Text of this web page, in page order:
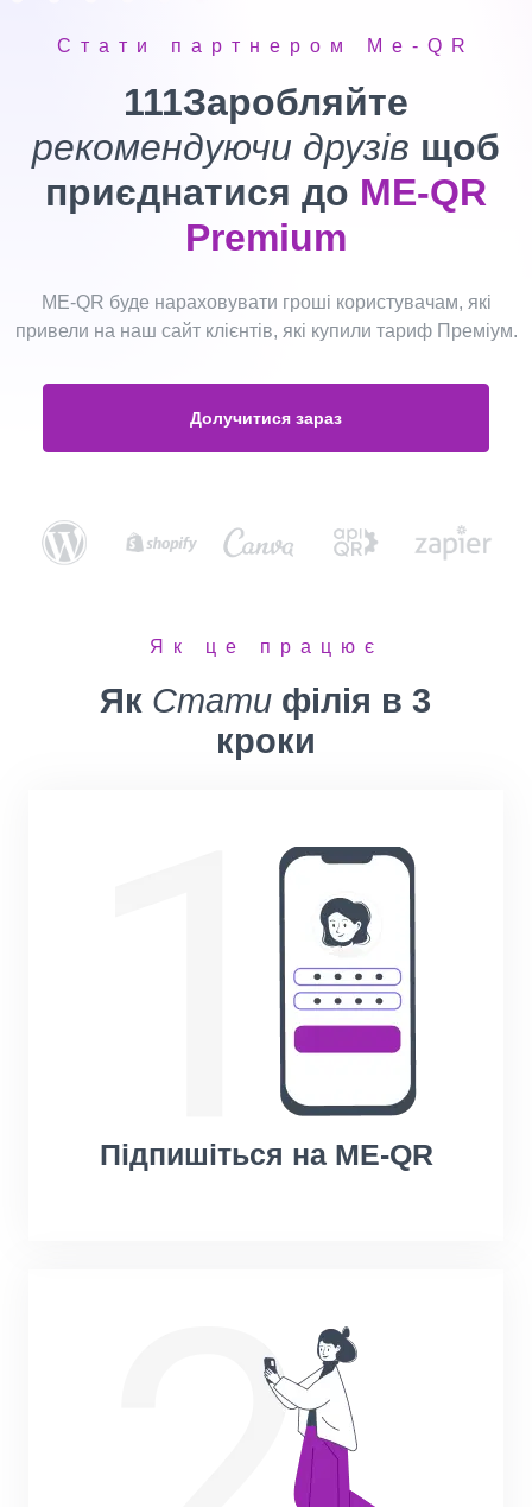
Стати партнером Me-QR
111Заробляйте
рекомендуючи друзів щоб
приєднатися до ME-QR
Premium
ME-QR буде нараховувати гроші користувачам, які
привели на наш сайт клієнтів, які купили тариф Преміум.
Долучитися зараз
Як це працює
Як Стати філія в 3
кроки
Підпишіться на ME-QR